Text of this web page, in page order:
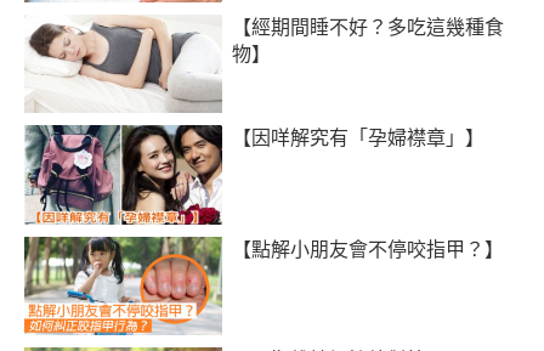
【經期間睡不好？多吃這幾種食
物】
【因咩解究有「孕婦襟章」】
【點解小朋友會不停咬指甲？】